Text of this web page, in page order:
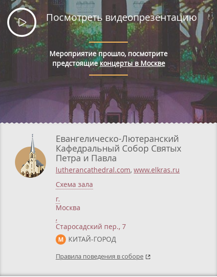
Посмотреть видеопрезентацию
Евангелическо-Лютеранский
Кафедральный Собор Святых
Петра и Павла
lutherancathedral.com, www.elkras.ru
Схема зала
г.
Москва
,
Старосадский пер., 7
М КИТАЙ-ГОРОД
Правила поведения в соборе
Мероприятие прошло, посмотрите
предстоящиеконцерты в Москве